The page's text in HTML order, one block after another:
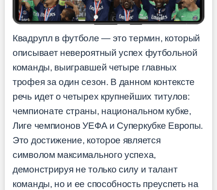
Квадрупл в футболе — это термин, который
описывает невероятный успех футбольной
команды, выигравшей четыре главных
трофея за один сезон. В данном контексте
речь идет о четырех крупнейших титулов:
чемпионате страны, национальном кубке,
Лиге чемпионов УЕФА и Суперкубке Европы.
Это достижение, которое является
символом максимального успеха,
демонстрируя не только силу и талант
команды, но и ее способность преуспеть на